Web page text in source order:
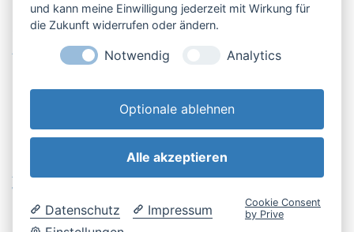
Öffnungszeiten
Anfahrt & Kontakt
Retouren-Portal
AGB & Kundeninfo
Widerrufsbelehrung
Datenschutzerklärung
und kann meine Einwilligung jederzeit mit Wirkung für
die Zukunft widerrufen oder ändern.
Notwendig Analytics
Optionale ablehnen
Alle akzeptieren
Datenschutz
Impressum
Cookie Consent
by Prive